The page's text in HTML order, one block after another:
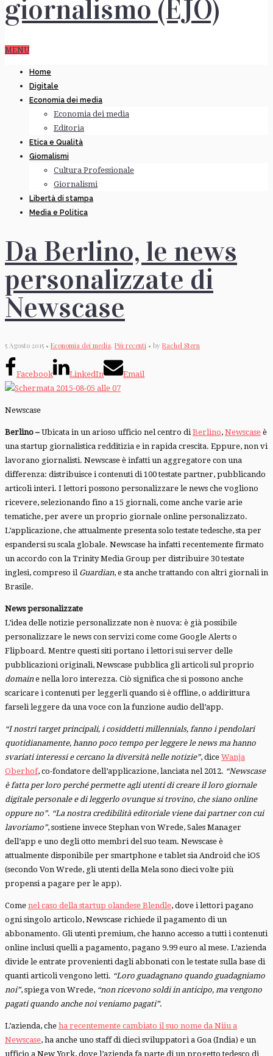
MENU
Home
Digitale
Economia dei media
Economia dei media
Editoria
Etica e Qualità
Giornalismi
Cultura Professionale
Giornalismi
Libertà di stampa
Media e Politica
Da Berlino, le news
personalizzate di
Newscase
5 Agosto 2015 • Economia dei media, Più recenti • by Rachel Stern
Facebook LinkedIn Email
Newscase
Berlino – Ubicata in un arioso ufficio nel centro diBerlino, Newscase è
una startup giornalistica redditizia e in rapida crescita. Eppure, non vi
lavorano giornalisti. Newscase è infatti un aggregatore con una
differenza: distribuisce i contenuti di 100 testate partner, pubblicando
articoli interi. I lettori possono personalizzare le news che vogliono
ricevere, selezionando fino a 15 giornali, come anche varie arie
tematiche, per avere un proprio giornale online personalizzato.
L’applicazione, che attualmente presenta solo testate tedesche, sta per
espandersi su scala globale. Newscase ha infatti recentemente firmato
un accordo con la Trinity Media Group per distribuire 30 testate
inglesi, compreso il Guardian, e sta anche trattando con altri giornali in
Brasile.
News personalizzate
L’idea delle notizie personalizzate non è nuova: è già possibile
personalizzare le news con servizi come come Google Alerts o
Flipboard. Mentre questi siti portano i lettori sui server delle
pubblicazioni originali, Newscase pubblica gli articoli sul proprio
domaine nella loro interezza. Ciò significa che si possono anche
scaricare i contenuti per leggerli quando si è offline, o addirittura
farseli leggere da una voce con la funzione audio dell’app.
“I nostri target principali, i cosiddetti millennials, fanno i pendolari
quotidianamente, hanno poco tempo per leggere le news ma hanno
svariati interessi e cercano la diversità nelle notizie”, dice Wanja
Oberhof, co-fondatore dell’applicazione, lanciata nel 2012. “Newscase
è fatta per loro perché permette agli utenti di creare il loro giornale
digitale personale e di leggerlo ovunque si trovino, che siano online
oppure no”. “La nostra credibilità editoriale viene dai partner con cui
lavoriamo”, sostiene invece Stephan von Wrede, Sales Manager
dell’app e uno degli otto membri del suo team. Newscase è
attualmente disponibile per smartphone e tablet sia Android che iOS
(secondo Von Wrede, gli utenti della Mela sono dieci volte più
propensi a pagare per le app).
Come nel caso della startup olandese Blendle, dove i lettori pagano
ogni singolo articolo, Newscase richiede il pagamento di un
abbonamento. Gli utenti premium, che hanno accesso a tutti i contenuti
online inclusi quelli a pagamento, pagano 9.99 euro al mese. L’azienda
divide le entrate provenienti dagli abbonati con le testate sulla base di
quanti articoli vengono letti. “Loro guadagnano quando guadagniamo
noi”, spiega von Wrede, “non ricevono soldi in anticipo, ma vengono
pagati quando anche noi veniamo pagati”.
L’azienda, che ha recentemente cambiato il suo nome da Niiu a
Newscase, ha anche uno staff di dieci sviluppatori a Goa (India) e un
ufficio a New York, dove l’azienda fa parte di un progetto tedesco di